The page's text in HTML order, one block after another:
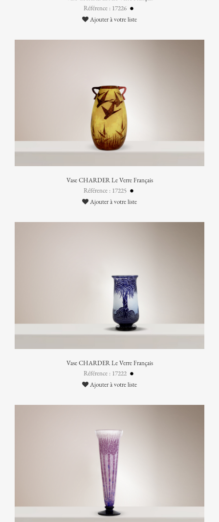
Référence : 17226
Ajouter à votre liste
Vase CHARDER Le Verre Français
Référence : 17225
Ajouter à votre liste
Vase CHARDER Le Verre Français
Référence : 17222
Ajouter à votre liste